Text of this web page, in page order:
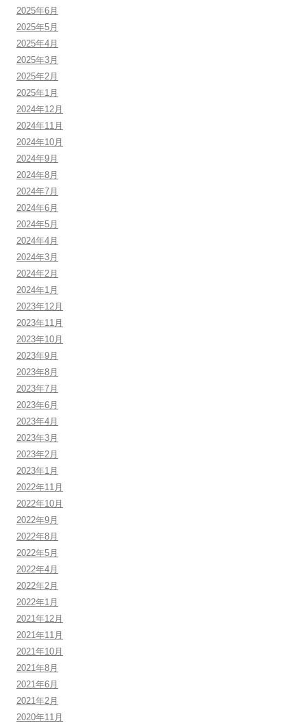
2025年6月
2025年5月
2025年4月
2025年3月
2025年2月
2025年1月
2024年12月
2024年11月
2024年10月
2024年9月
2024年8月
2024年7月
2024年6月
2024年5月
2024年4月
2024年3月
2024年2月
2024年1月
2023年12月
2023年11月
2023年10月
2023年9月
2023年8月
2023年7月
2023年6月
2023年4月
2023年3月
2023年2月
2023年1月
2022年11月
2022年10月
2022年9月
2022年8月
2022年5月
2022年4月
2022年2月
2022年1月
2021年12月
2021年11月
2021年10月
2021年8月
2021年6月
2021年2月
2020年11月